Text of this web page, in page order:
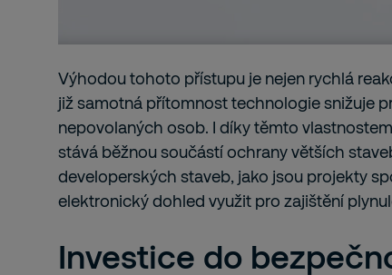
Výhodou tohoto přístupu je nejen rychlá
již samotná přítomnost technologie snižuje
nepovolaných osob. I díky těmto
stává běžnou součástí ochrany větších
developerských staveb, jako jsou projekty
elektronický dohled využit pro zajištění
Investice do